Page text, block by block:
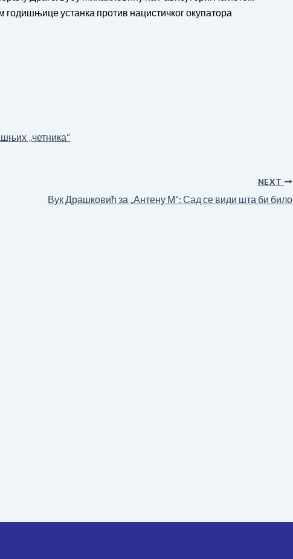
устанка против нацистичког окупатора
„четника“
NEXT
Вук Драшковић за „Антену М“: Сад се види шта би било